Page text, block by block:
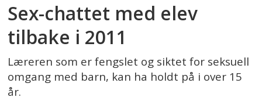
Sex-chattet med elev
tilbake i 2011
Læreren som er fengslet og siktet for seksuell
omgang med barn, kan ha holdt på i over 15
år.